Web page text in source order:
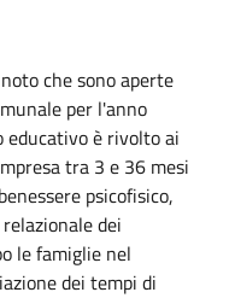
che sono aperte
per l'anno
è rivolto ai
tra 3 e 36 mesi
psicofisico,
dei
le famiglie nel
dei tempi di